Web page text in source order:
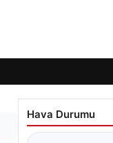
Hava Durumu